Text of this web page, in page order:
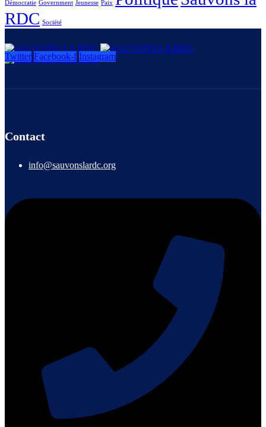
Démocratie Government Jeunesse Paix
RDC Société
Twitter Facebook-f Instagram
Contact
info@sauvonslardc.org